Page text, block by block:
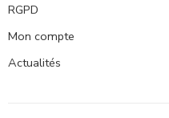
RGPD
Mon compte
Actualités